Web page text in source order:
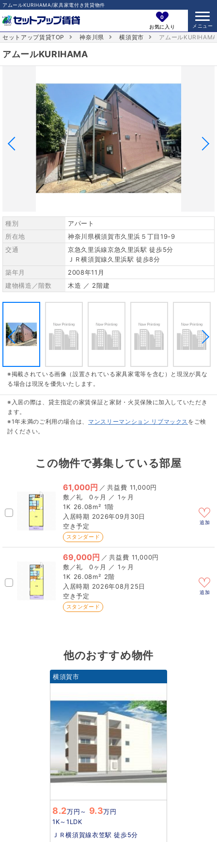
アムールKURIHAMA/家具家電付き賃貸物件
0
お気に入り
セットアップ賃貸TOP 神奈川県 横須賀市 アムールKURIHAMA
アムールKURIHAMA
種別
アパート
所在地
神奈川県横須賀市久里浜５丁目19-9
交通
京急久里浜線京急久里浜駅 徒歩5分
ＪＲ横須賀線久里浜駅 徒歩8分
築年月
2008年11月
建物構造／階数
木造 ／ 2階建
※掲載されている画像（設置されている家具家電等を含む）と現況が異な
る場合は現況を優先いたします。
※入居の際は、貸主指定の家賃保証と家財・火災保険に加入していただき
ます。
※1年未満のご利用の場合は、 マンスリーマンション リブマックス をご検
討ください。
この物件で募集している部屋
61,000円 ／
11,000円
0ヶ月 ／ 1ヶ月
1K 26.08m² 1階
2026年09月30日
空き予定
スタンダード
追加
69,000円 ／
11,000円
0ヶ月 ／ 1ヶ月
1K 26.08m² 2階
2026年08月25日
空き予定
スタンダード
追加
他のおすすめ物件
横須賀市
8.2万円～ 9.3万円
1K～1LDK
ＪＲ横須賀線衣笠駅 徒歩5分